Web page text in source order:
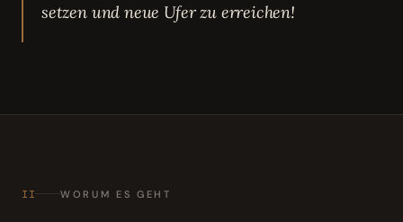
setzen und neue Ufer zu erreichen!
II WORUM ES GEHT